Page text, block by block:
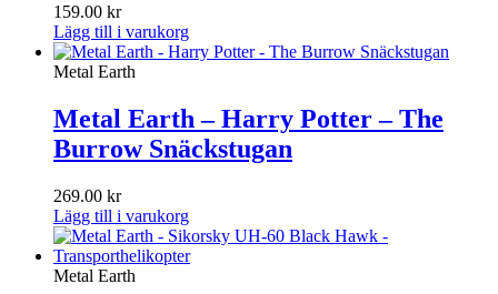
159.00 kr
Lägg till i varukorg
Metal Earth
Metal Earth – Harry Potter – The
Burrow Snäckstugan
269.00 kr
Lägg till i varukorg
Metal Earth